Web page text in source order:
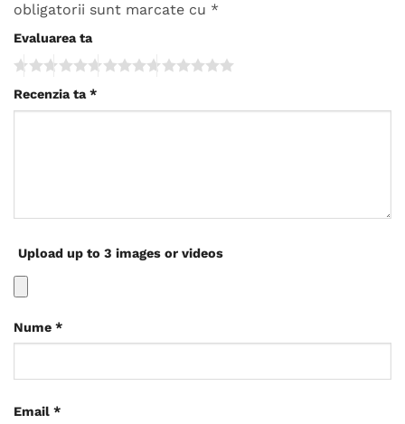
obligatorii sunt marcate cu *
Evaluarea ta
Recenzia ta *
Upload up to 3 images or videos
Nume *
Email *